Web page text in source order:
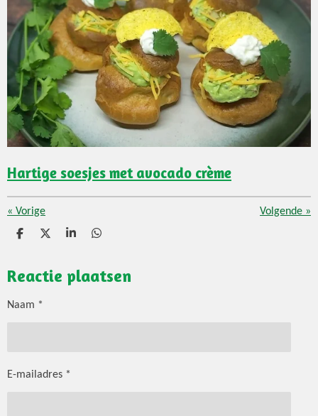
Hartige soesjes met avocado crème
« Vorige Volgende »
D
e
n
D
l
S
r
e
D
e
n
Reactie plaatsen
Naam *
E-mailadres *